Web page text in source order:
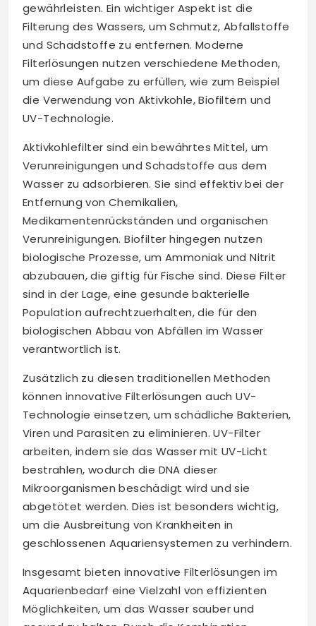
gewährleisten. Ein wichtiger Aspekt ist die
Filterung des Wassers, um Schmutz, Abfallstoffe
und Schadstoffe zu entfernen. Moderne
Filterlösungen nutzen verschiedene Methoden,
um diese Aufgabe zu erfüllen, wie zum Beispiel
die Verwendung von Aktivkohle, Biofiltern und
UV-Technologie.
Aktivkohlefilter sind ein bewährtes Mittel, um
Verunreinigungen und Schadstoffe aus dem
Wasser zu adsorbieren. Sie sind effektiv bei der
Entfernung von Chemikalien,
Medikamentenrückständen und organischen
Verunreinigungen. Biofilter hingegen nutzen
biologische Prozesse, um Ammoniak und Nitrit
abzubauen, die giftig für Fische sind. Diese Filter
sind in der Lage, eine gesunde bakterielle
Population aufrechtzuerhalten, die für den
biologischen Abbau von Abfällen im Wasser
verantwortlich ist.
Zusätzlich zu diesen traditionellen Methoden
können innovative Filterlösungen auch UV-
Technologie einsetzen, um schädliche Bakterien,
Viren und Parasiten zu eliminieren. UV-Filter
arbeiten, indem sie das Wasser mit UV-Licht
bestrahlen, wodurch die DNA dieser
Mikroorganismen beschädigt wird und sie
abgetötet werden. Dies ist besonders wichtig,
um die Ausbreitung von Krankheiten in
geschlossenen Aquariensystemen zu verhindern.
Insgesamt bieten innovative Filterlösungen im
Aquarienbedarf eine Vielzahl von effizienten
Möglichkeiten, um das Wasser sauber und